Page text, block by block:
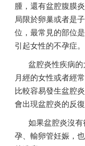
腫，還有盆腔腹膜
局限於卵巢或者是
位，最常見的部位
引起女性的不孕症。
盆腔炎性疾病
月經的女性或者經
比較容易發生盆腔
會出現盆腔炎的反復
如果盆腔炎沒
孕、輸卵管妊娠，